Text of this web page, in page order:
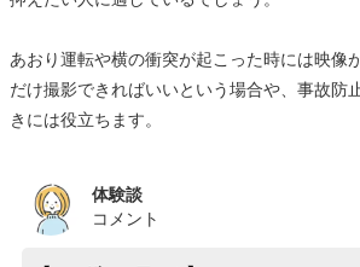
あおり運転や横の衝突が起こった時には映像
だけ撮影できればいいという場合や、事故防
きには役立ちます。
体験談
コメント